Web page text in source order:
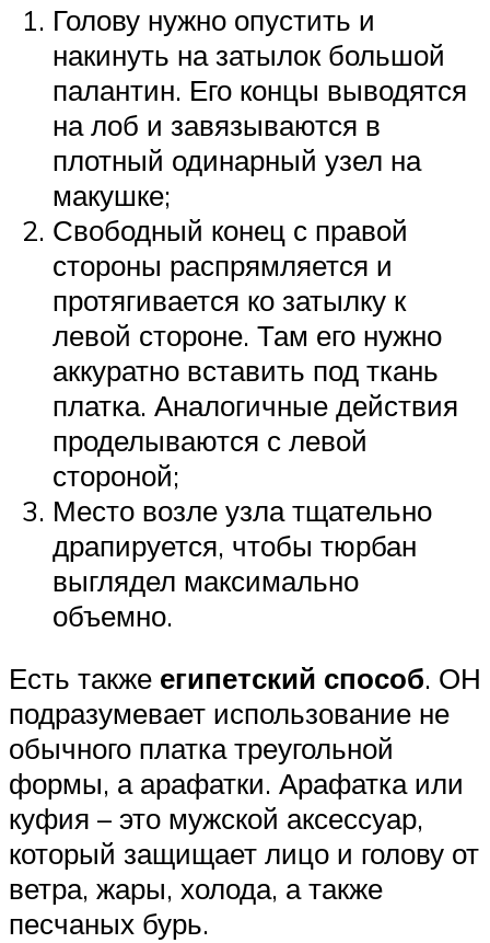
Голову нужно опустить и
накинуть на затылок большой
палантин. Его концы выводятся
на лоб и завязываются в
плотный одинарный узел на
макушке;
Свободный конец с правой
стороны распрямляется и
протягивается ко затылку к
левой стороне. Там его нужно
аккуратно вставить под ткань
платка. Аналогичные действия
проделываются с левой
стороной;
Место возле узла тщательно
драпируется, чтобы тюрбан
выглядел максимально
объемно.
Есть также египетский способ. ОН
подразумевает использование не
обычного платка треугольной
формы, а арафатки. Арафатка или
куфия – это мужской аксессуар,
который защищает лицо и голову от
ветра, жары, холода, а также
песчаных бурь.